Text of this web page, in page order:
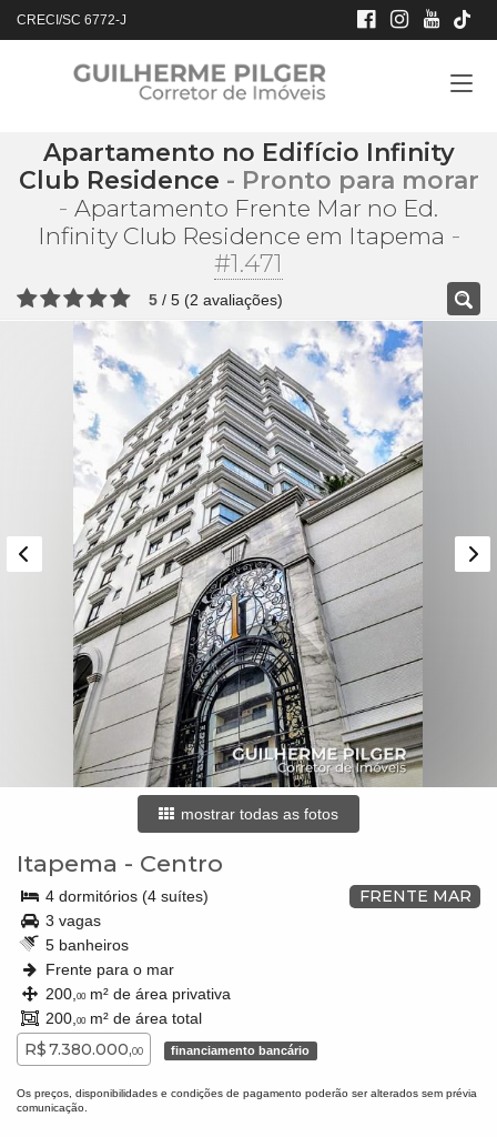
CRECI/SC 6772-J
Apartamento no Edifício Infinity
Club Residence - Pronto para morar
- Apartamento Frente Mar no Ed.
Infinity Club Residence em Itapema -
#1.471
5 / 5 (2 avaliações)
mostrar todas as fotos
Itapema - Centro
FRENTE MAR
4 dormitórios (4 suítes)
3 vagas
5 banheiros
Frente para o mar
200, 00m² de área privativa
200, 00m² de área total
R$ 7.380.000,00 financiamento bancário
Os preços, disponibilidades e condições de pagamento poderão ser alterados sem prévia
comunicação.